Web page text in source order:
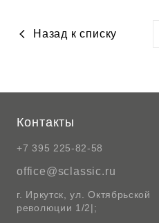
Назад к списку
Контакты
+7 395 225-82-58
office@sclassic.ru
г. Иркутск, ул. Октябрьской
революции 1/2|;